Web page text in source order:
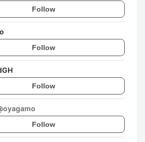
Follow
Follow
Follow
oyagamo
Follow